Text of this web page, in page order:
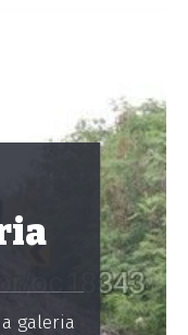
galeria